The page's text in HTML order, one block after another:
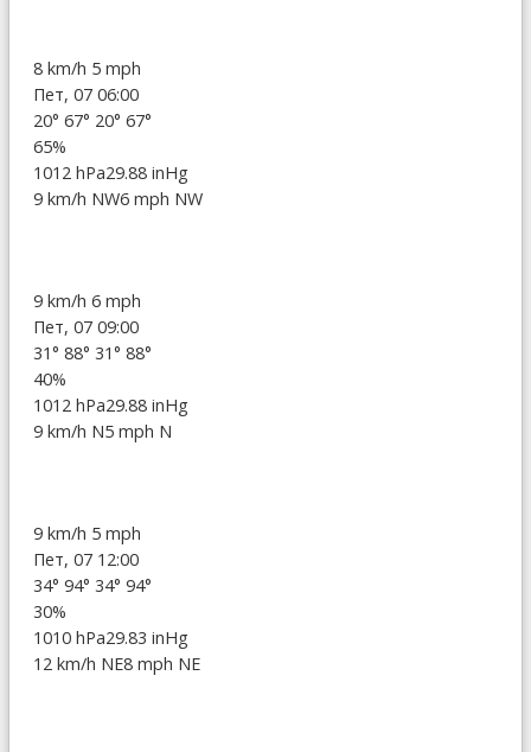
8 km/h 5 mph
Пет, 07 06:00
20° 67° 20° 67°
65%
1012 hPa29.88 inHg
9 km/h NW6 mph NW
9 km/h 6 mph
Пет, 07 09:00
31° 88° 31° 88°
40%
1012 hPa29.88 inHg
9 km/h N5 mph N
9 km/h 5 mph
Пет, 07 12:00
34° 94° 34° 94°
30%
1010 hPa29.83 inHg
12 km/h NE8 mph NE